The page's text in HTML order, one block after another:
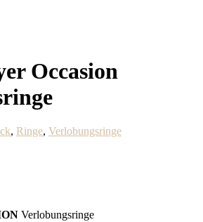
Occasion
, Ringe, Verlobungsringe
Verlobungsringe